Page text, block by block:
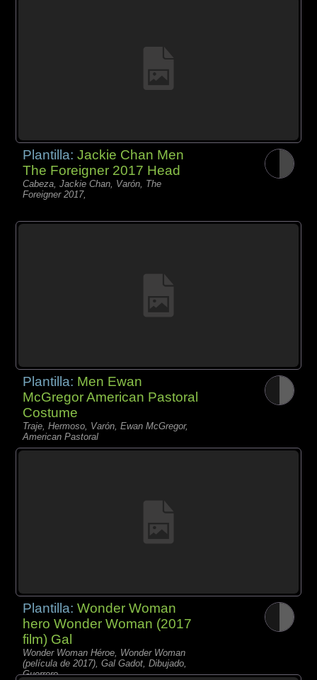
Plantilla:Jackie Chan Men
The Foreigner 2017 Head
Cabeza, Jackie Chan, Varón, The
Foreigner 2017,
Plantilla: Men Ewan
McGregor American Pastoral
Costume
Traje, Hermoso, Varón, Ewan McGregor,
American Pastoral
Plantilla:Wonder Woman
hero Wonder Woman (2017
film) Gal
Wonder Woman Héroe, Wonder Woman
(película de 2017), Gal Gadot, Dibujado,
Guerrero,